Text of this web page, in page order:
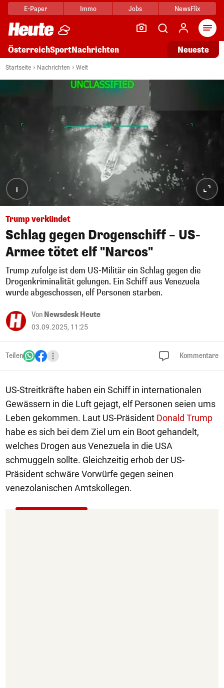
E-Paper Immo Jobs NewsFlix
ÖsterreichSportNachrichten Neueste
Startseite Nachrichten Welt
i
Trump verkündet
Schlag gegen Drogenschiff – US-
Armee tötet elf "Narcos"
Trump zufolge ist dem US-Militär ein Schlag gegen die
Drogenkriminalität gelungen. Ein Schiff aus Venezuela
wurde abgeschossen, elf Personen starben.
Von Newsdesk Heute
03.09.2025, 11:25
Teilen Kommentare
US-Streitkräfte haben ein Schiff in internationalen
Gewässern in die Luft gejagt, elf Personen seien ums
Leben gekommen. Laut US-Präsident Donald Trump
habe es sich bei dem Ziel um ein Boot gehandelt,
welches Drogen aus Venezuela in die USA
schmuggeln sollte. Gleichzeitig erhob der US-
Präsident schwäre Vorwürfe gegen seinen
venezolanischen Amtskollegen.